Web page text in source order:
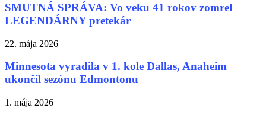
SMUTNÁ SPRÁVA: Vo veku 41 rokov zomrel
LEGENDÁRNY pretekár
22. mája 2026
Minnesota vyradila v 1. kole Dallas, Anaheim
ukončil sezónu Edmontonu
1. mája 2026